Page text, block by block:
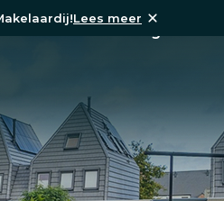
Lees meer